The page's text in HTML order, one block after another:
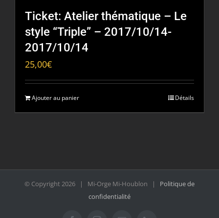
Ticket: Atelier thématique – Le
style “Triple” – 2017/10/14-
2017/10/14
25,00€
Ajouter au panier Détails
© Copyright2026 | Mi-Orge Mi-Houblon | Politique de
confidentialité